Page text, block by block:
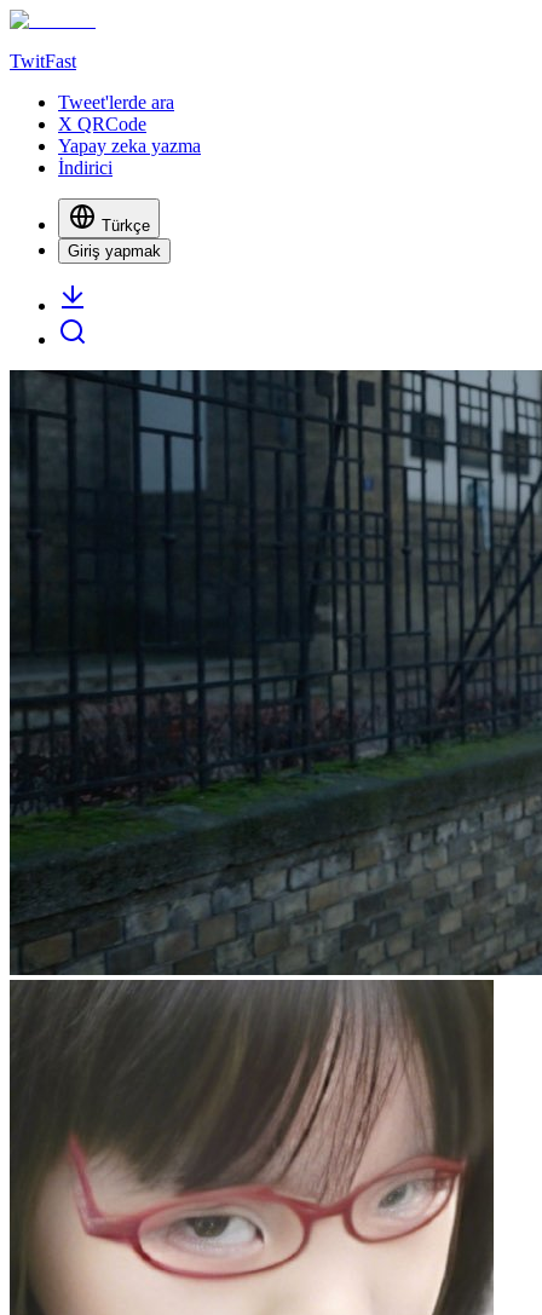
TwitFast
Tweet'lerde ara
X QRCode
Yapay zeka yazma
İndirici
Türkçe
Giriş yapmak